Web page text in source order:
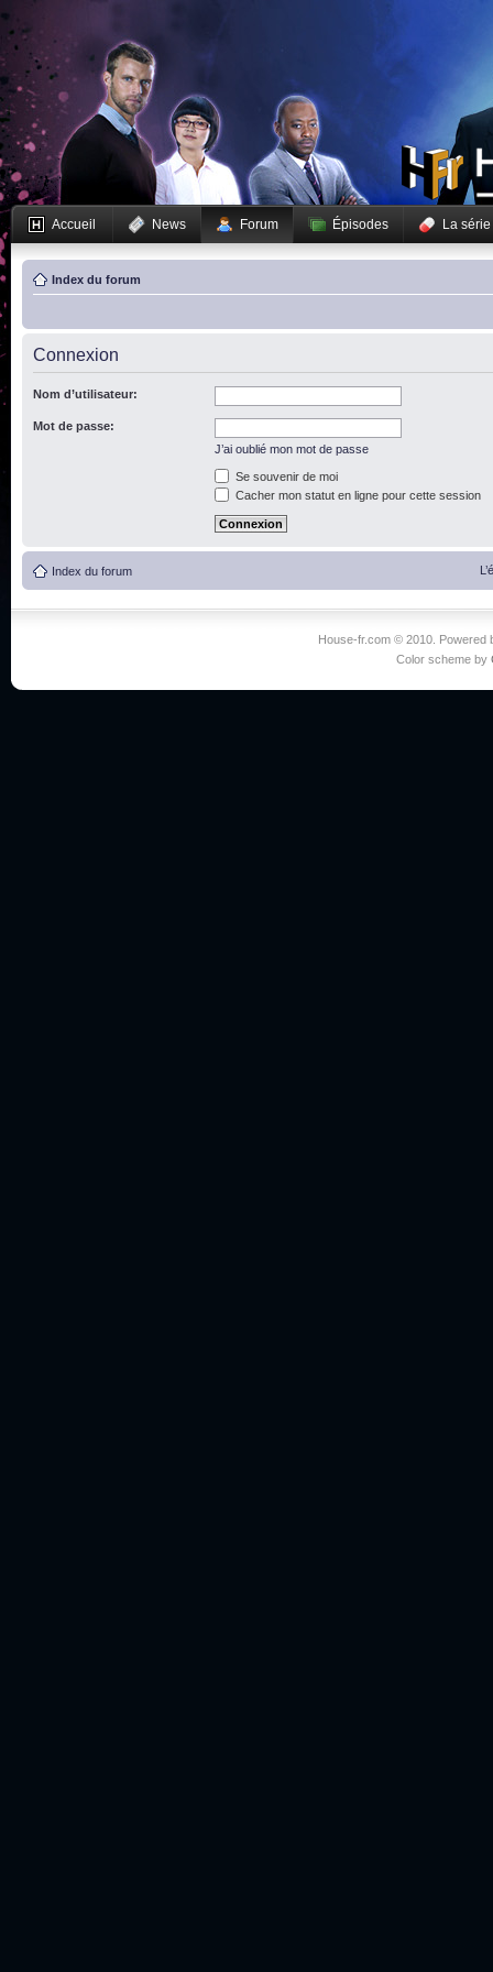
Accueil News Forum Épisodes La série
Index du forum
Connexion
Nom d’utilisateur:
Mot de passe:
J’ai oublié mon mot de passe
Se souvenir de moi
Cacher mon statut en ligne pour cette session
Index du forum
House-fr.com © 2010. Powered
Color scheme by